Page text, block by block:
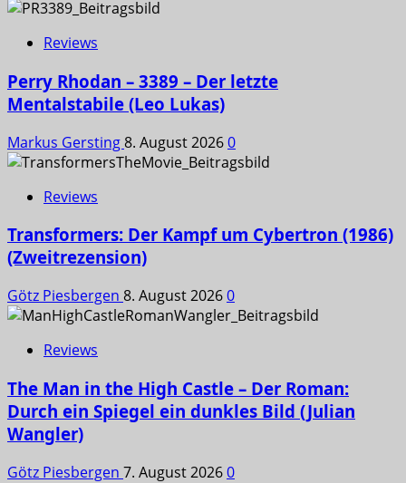
Reviews
Perry Rhodan – 3389 – Der letzte
Mentalstabile (Leo Lukas)
Markus Gersting8. August 20260
Reviews
Transformers: Der Kampf um Cybertron (1986)
(Zweitrezension)
Götz Piesbergen 8. August 20260
Reviews
The Man in the High Castle – Der Roman:
Durch ein Spiegel ein dunkles Bild (Julian
Wangler)
Götz Piesbergen 7. August 20260